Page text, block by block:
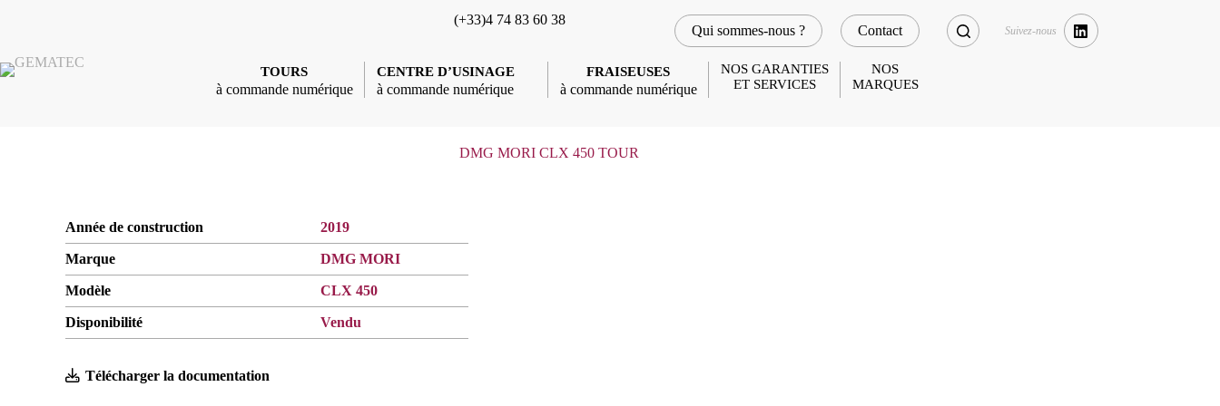
(+33)4 74 83 60 38
Qui sommes-nous ? Contact
TOURS
à commande numérique
CENTRE D’USINAGE
à commande numérique
FRAISEUSES
à commande numérique
NOS GARANTIES
ET SERVICES
NOS
MARQUES
DMG MORI CLX 450 TOUR
Année de construction 2019
Marque DMG MORI
Modèle CLX 450
Disponibilité Vendu
Télécharger la documentation